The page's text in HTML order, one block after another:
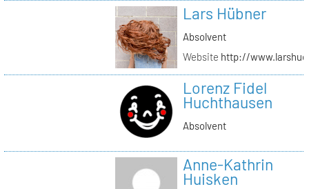
Lars Hübner
Absolvent
Website http://
Lorenz Fidel
Huchthausen
Absolvent
Anne-Kathrin
Huisken